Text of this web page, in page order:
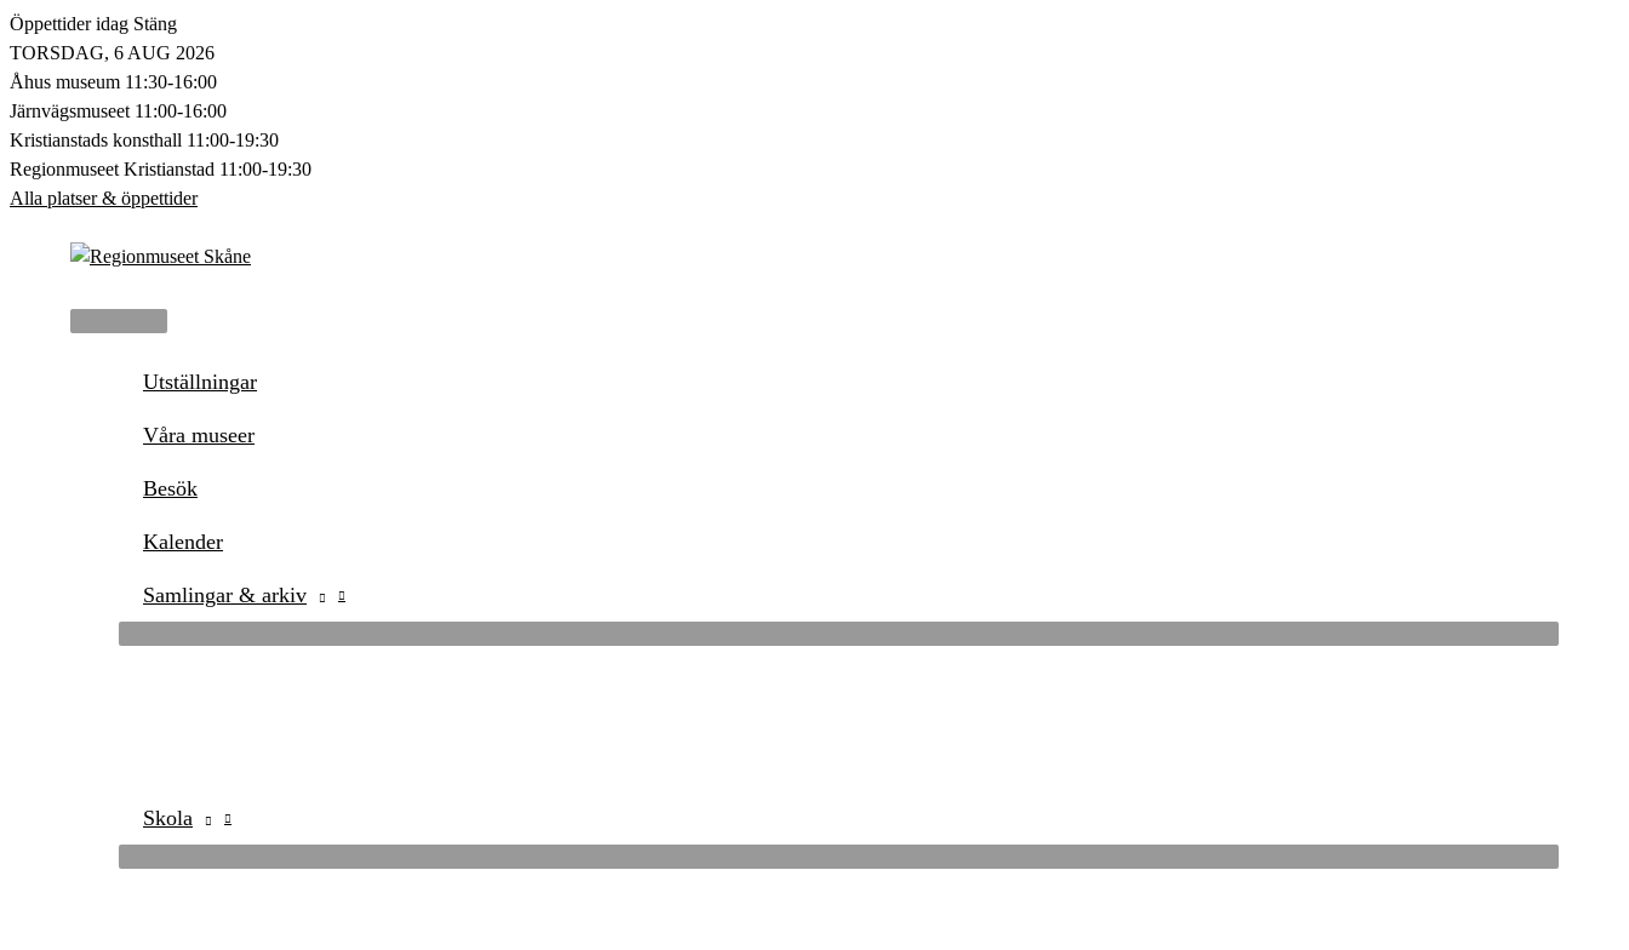
Hoppa
till
innehåll
Öppettider idag Stäng
TORSDAG, 6 AUG 2026
Åhus museum 11:30-16:00
Järnvägsmuseet 11:00-16:00
Kristianstads konsthall 11:00-19:30
Regionmuseet Kristianstad 11:00-19:30
Alla platser & öppettider
Huvudmeny
Utställningar
Våra museer
Besök
Kalender
Samlingar & arkiv
Skola